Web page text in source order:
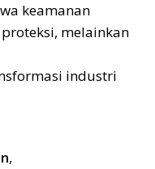
keamanan
melainkan
industri
,